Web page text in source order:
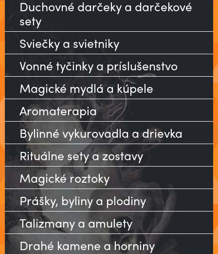
Duchovné darčeky a darčekové
sety
Sviečky a svietniky
Vonné tyčinky a príslušenstvo
Magické mydlá a kúpele
Aromaterapia
Bylinné vykurovadla a drievka
Rituálne sety a zostavy
Magické roztoky
Prášky, byliny a plodiny
Talizmany a amulety
Drahé kamene a horniny